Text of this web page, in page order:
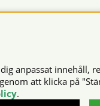
Säkra
Vi
anpassat
att klicka på
.